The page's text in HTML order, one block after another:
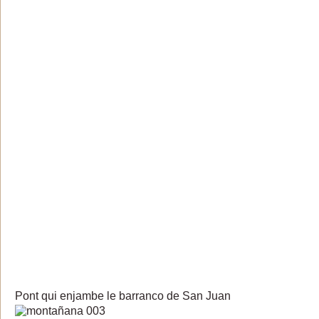
Pont qui enjambe le barranco de San Juan